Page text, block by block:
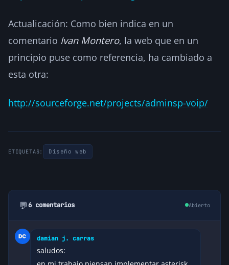
Actualicación: Como bien indica en un
comentario Ivan Montero, la web que en un
principio puse como referencia, ha cambiado a
esta otra:
http://sourceforge.net/projects/adminsp-voip/
ETIQUETAS: Diseño web
💬6 comentarios Abierto
damian j. carras
saludos: